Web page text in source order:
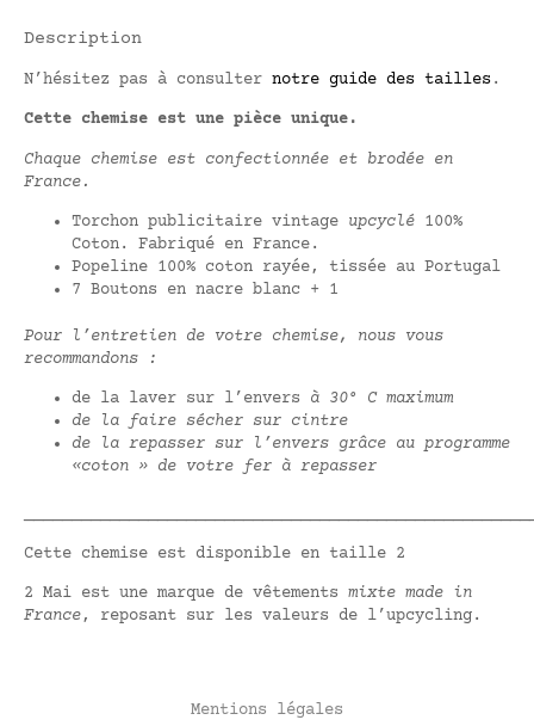
Description
N’hésitez pas à consulter notre guide des tailles.
Cette chemise est une pièce unique.
Chaque chemise est confectionnée et brodée en
France.
Torchon publicitaire vintage upcyclé 100%
Coton. Fabriqué en France.
Popeline 100% coton rayée, tissée au Portugal
7 Boutons en nacre blanc + 1
Pour l’entretien de votre chemise, nous vous
recommandons :
de la laver sur l’envers à 30° C maximum
de la faire sécher sur cintre
de la repasser sur l’envers grâce au programme
«coton » de votre fer à repasser
Cette chemise est disponible en taille 2
2 Mai est une marque de vêtements mixte made in
France, reposant sur les valeurs de l’upcycling.
Mentions légales